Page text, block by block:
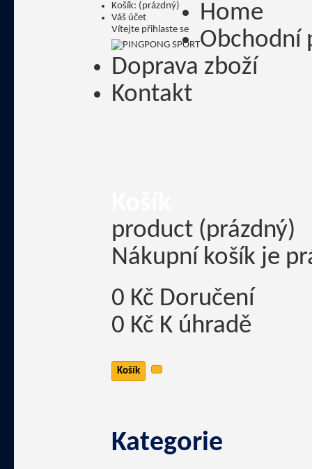
Košík: (prázdný)
Váš účet
Vítejte přihlaste se
Home
Obchodní
Doprava zboží
Kontakt
product (prázdný)
Nákupní košík je
0 Kč Doručení
0 Kč K úhradě
Košík
Kategorie